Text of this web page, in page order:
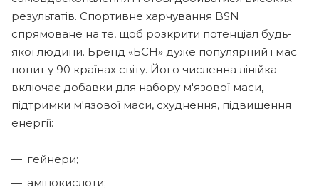
результатів. Спортивне харчування BSN
спрямоване на те, щоб розкрити потенціал будь-
якої людини. Бренд «БСН» дуже популярний і має
попит у 90 країнах світу. Його численна лінійка
включає добавки для набору м'язової маси,
підтримки м'язової маси, схуднення, підвищення
енергії:
гейнери;
амінокислоти;